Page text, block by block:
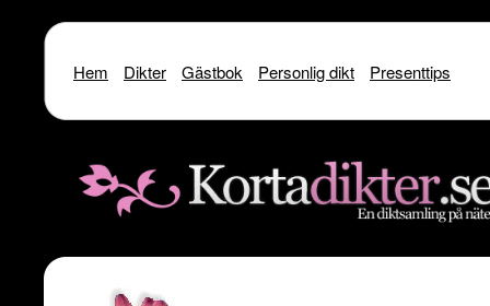
Warning: include() [function.include]: SSL operation failed with code 1. OpenSSL
Warning
Hem Dikter Gästbok Personlig dikt Presenttips